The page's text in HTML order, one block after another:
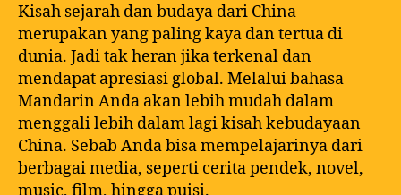
Kisah sejarah dan budaya dari China
merupakan yang paling kaya dan tertua di
dunia. Jadi tak heran jika terkenal dan
mendapat apresiasi global. Melalui bahasa
Mandarin Anda akan lebih mudah dalam
menggali lebih dalam lagi kisah kebudayaan
China. Sebab Anda bisa mempelajarinya dari
berbagai media, seperti cerita pendek, novel,
music, film, hingga puisi.